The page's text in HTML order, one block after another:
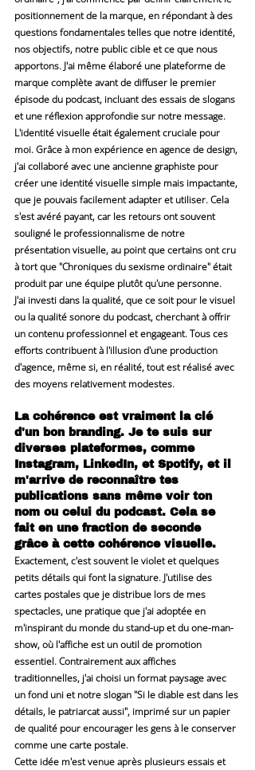
positionnement de la marque, en répondant à des
questions fondamentales telles que notre identité,
nos objectifs, notre public cible et ce que nous
apportons. J'ai même élaboré une plateforme de
marque complète avant de diffuser le premier
épisode du podcast, incluant des essais de slogans
et une réflexion approfondie sur notre message.
L'identité visuelle était également cruciale pour
moi. Grâce à mon expérience en agence de design,
j'ai collaboré avec une ancienne graphiste pour
créer une identité visuelle simple mais impactante,
que je pouvais facilement adapter et utiliser. Cela
s'est avéré payant, car les retours ont souvent
souligné le professionnalisme de notre
présentation visuelle, au point que certains ont cru
à tort que "Chroniques du sexisme ordinaire" était
produit par une équipe plutôt qu'une personne.
J'ai investi dans la qualité, que ce soit pour le visuel
ou la qualité sonore du podcast, cherchant à offrir
un contenu professionnel et engageant. Tous ces
efforts contribuent à l'illusion d'une production
d'agence, même si, en réalité, tout est réalisé avec
des moyens relativement modestes.
La cohérence est vraiment la clé
d'un bon branding. Je te suis sur
diverses plateformes, comme
Instagram, LinkedIn, et Spotify, et il
m'arrive de reconnaître tes
publications sans même voir ton
nom ou celui du podcast. Cela se
fait en une fraction de seconde
grâce à cette cohérence visuelle.
Exactement, c'est souvent le violet et quelques
petits détails qui font la signature. J'utilise des
cartes postales que je distribue lors de mes
spectacles, une pratique que j'ai adoptée en
m'inspirant du monde du stand-up et du one-man-
show, où l'affiche est un outil de promotion
essentiel. Contrairement aux affiches
traditionnelles, j'ai choisi un format paysage avec
un fond uni et notre slogan "Si le diable est dans les
détails, le patriarcat aussi", imprimé sur un papier
de qualité pour encourager les gens à le conserver
comme une carte postale.
Cette idée m'est venue après plusieurs essais et